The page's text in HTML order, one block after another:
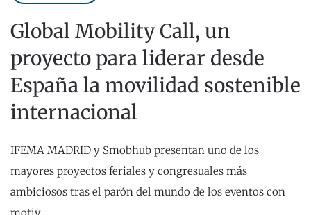
Global Mobility Call, un
proyecto para liderar desde
España la movilidad sostenible
internacional
IFEMA MADRID y Smobhub presentan uno de los
mayores proyectos feriales y congresuales más
ambiciosos tras el parón del mundo de los eventos con